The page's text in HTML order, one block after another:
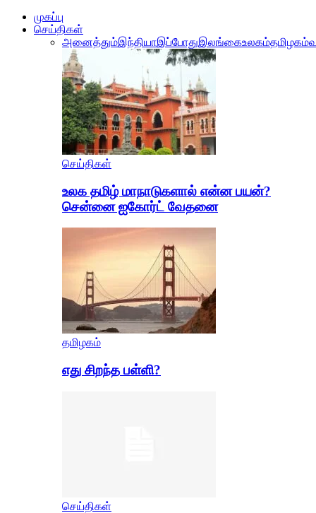
முகப்பு
செய்திகள்
அனைத்தும்இந்தியாஇப்போதுஇலங்கைஉலகம்தமிழகம்
செய்திகள்
உலக தமிழ் மாநாடுகளால் என்ன பயன்?
சென்னை ஐகோர்ட் வேதனை
தமிழகம்
எது சிறந்த பள்ளி?
செய்திகள்